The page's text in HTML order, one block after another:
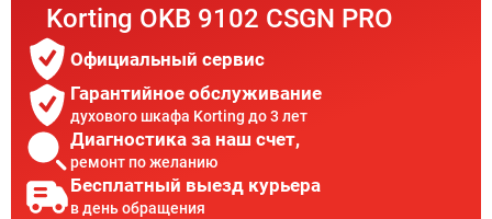
Korting OKB 9102 CSGN PRO
Официальный сервис
Гарантийное обслуживание
духового шкафа Korting до 3 лет
Диагностика за наш счет,
ремонт по желанию
Бесплатный выезд курьера
в день обращения